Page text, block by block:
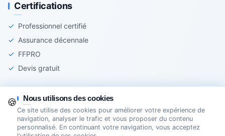
Certifications
✓ Professionnel certifié
✓ Assurance décennale
✓ FFPRO
✓ Devis gratuit
© 2025 Agir-Serrurerie - Tous droits réservés
Mentions légalesCookiesCréation Site Internet Domoveillance
🍪 Nous utilisons des cookies
Ce site utilise des cookies pour améliorer votre expérience de
navigation, analyser le trafic et vous proposer du contenu
personnalisé. En continuant votre navigation, vous acceptez